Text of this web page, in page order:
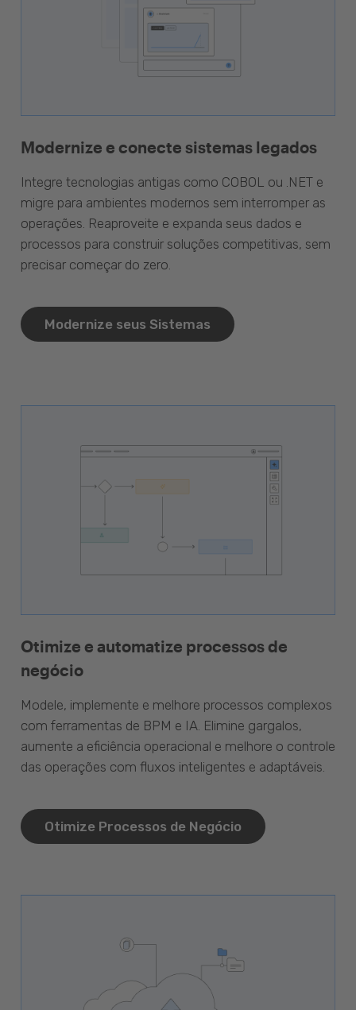
Modernize e conecte sistemas legados
Integre tecnologias antigas como COBOL ou .NET e
migre para ambientes modernos sem interromper as
operações. Reaproveite e expanda seus dados e
processos para construir soluções competitivas, sem
precisar começar do zero.
Modernize seus Sistemas
Otimize e automatize processos de
negócio
Modele, implemente e melhore processos complexos
com ferramentas de BPM e IA. Elimine gargalos,
aumente a eficiência operacional e melhore o controle
das operações com fluxos inteligentes e adaptáveis.
Otimize Processos de Negócio